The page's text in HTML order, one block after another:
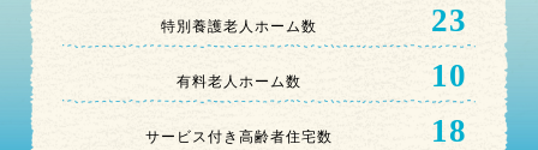
特別養護老人ホーム数 23
有料老人ホーム数 10
サービス付き高齢者住宅数 18